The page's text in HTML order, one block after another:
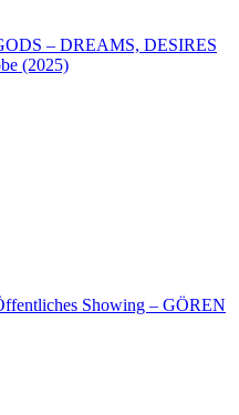
– DREAMS, DESIRES
(2025)
Showing – GÖREN